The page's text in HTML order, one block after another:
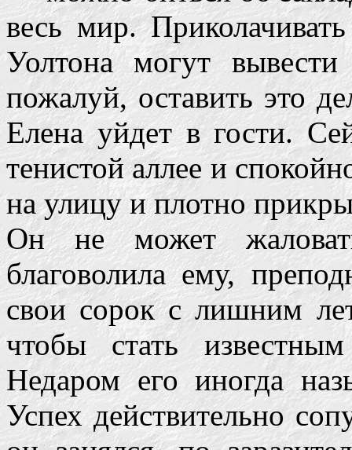
весь мир.
Уолтона могут
пожалуй, оставить это
Елена уйдет в гости.
тенистой аллее и
на улицу и плотно
Он не может
благоволила ему,
свои сорок с лишним
чтобы стать
Недаром его иногда
Успех действительно